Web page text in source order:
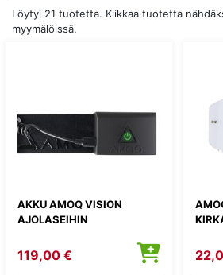
Löytyi 21 tuotetta. Klikkaa tuotetta
myymälöissä.
AKKU AMOQ VISION
AJOLASEIHIN
119,00 €